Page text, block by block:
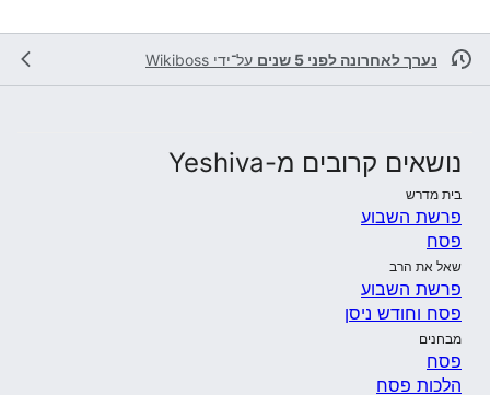
נערך לאחרונה לפני 5 שנים על־ידי Wikiboss
נושאים קרובים מ-Yeshiva
בית מדרש
פרשת השבוע
פסח
שאל את הרב
פרשת השבוע
פסח וחודש ניסן
מבחנים
פסח
הלכות פסח